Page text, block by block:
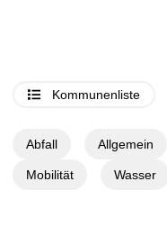
Kommunenliste
Abfall Allgemein
Mobilität Wasser